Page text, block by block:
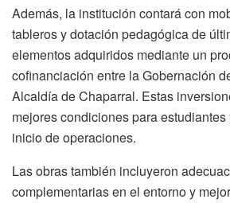
Además, la institución contará con
tableros y dotación pedagógica de
elementos adquiridos mediante un
cofinanciación entre la Gobernación
Alcaldía de Chaparral. Estas
mejores condiciones para
inicio de operaciones.
Las obras también incluyeron
complementarias en el entorno y